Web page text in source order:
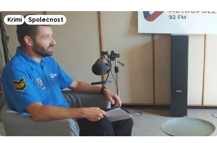
Olomouckého kraje o tom informoval na sociálních sítích.
Krimi Společnost